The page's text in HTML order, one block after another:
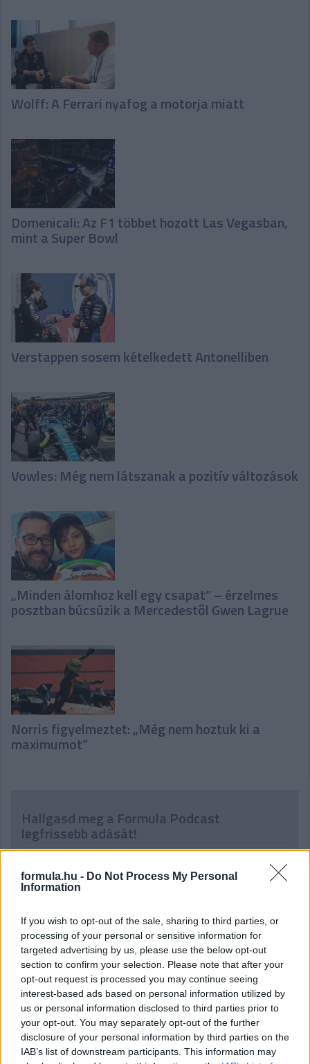
formula.hu - Do Not Process My Personal
Information
If you wish to opt-out of the sale, sharing to third parties, or
processing of your personal or sensitive information for
targeted advertising by us, please use the below opt-out
section to confirm your selection. Please note that after your
opt-out request is processed you may continue seeing
interest-based ads based on personal information utilized by
us or personal information disclosed to third parties prior to
your opt-out. You may separately opt-out of the further
disclosure of your personal information by third parties on the
IAB’s list of downstream participants. This information may
Wolff: A Ferrari nyafog a motorja miatt
Domenicali: Az F1 többet hozott Las Vegasban,
mint a Super Bowl
Verstappen sosem kételkedett Antonelliben
Vowles: Még nem látszanak a pozitív változások
„Minden álomhoz kell egy csapat” – érzelmes
posztban búcsúzik a Mercedestől Gwen Lagrue
Norris figyelmeztet: „Még nem hoztuk ki a
maximumot”
Hallgasd meg a Formula Podcast
legfrissebb adását!